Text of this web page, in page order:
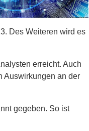
Des Weiteren wird es
erreicht. Auch
Auswirkungen an der
gegeben. So ist